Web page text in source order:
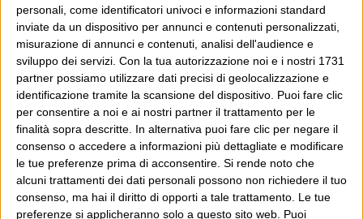
personali, come identificatori univoci e informazioni standard
inviate da un dispositivo per annunci e contenuti personalizzati,
misurazione di annunci e contenuti, analisi dell'audience e
sviluppo dei servizi. Con la tua autorizzazione noi e i nostri 1731
partner possiamo utilizzare dati precisi di geolocalizzazione e
identificazione tramite la scansione del dispositivo. Puoi fare clic
per consentire a noi e ai nostri partner il trattamento per le
finalità sopra descritte. In alternativa puoi fare clic per negare il
consenso o accedere a informazioni più dettagliate e modificare
le tue preferenze prima di acconsentire. Si rende noto che
alcuni trattamenti dei dati personali possono non richiedere il tuo
consenso, ma hai il diritto di opporti a tale trattamento. Le tue
preferenze si applicheranno solo a questo sito web. Puoi
Ultimi articoli
La sinistra de coccio
Don’t feed the trolls
A chi pensi, quando senti dire “patrimoniale”?
Con due pistole caricate a salve e un canestro di parole